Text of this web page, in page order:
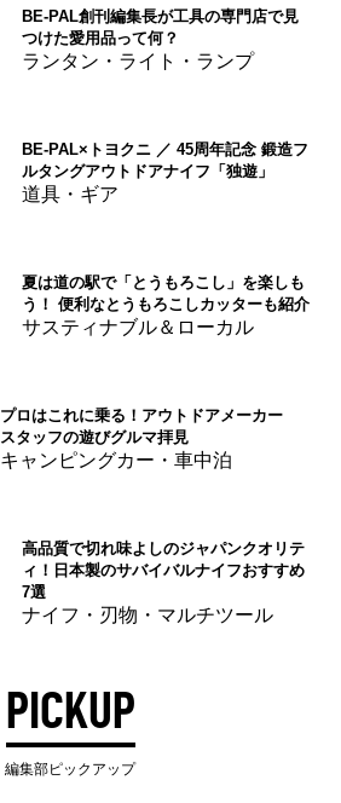
BE-PAL創刊編集長が工具の専門店で見
つけた愛用品って何？
ランタン・ライト・ランプ
BE-PAL×トヨクニ ／ 45周年記念 鍛造フ
ルタングアウトドアナイフ「独遊」
道具・ギア
夏は道の駅で「とうもろこし」を楽しも
う！ 便利なとうもろこしカッターも紹介
サスティナブル＆ローカル
プロはこれに乗る！アウトドアメーカー
スタッフの遊びグルマ拝見
キャンピングカー・車中泊
高品質で切れ味よしのジャパンクオリテ
ィ！日本製のサバイバルナイフおすすめ
7選
ナイフ・刃物・マルチツール
PICKUP
編集部ピックアップ